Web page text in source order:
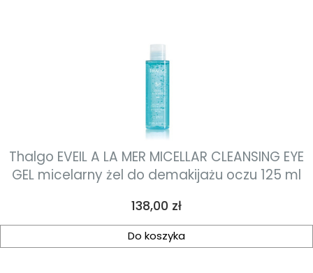
Thalgo EVEIL A LA MER MICELLAR CLEANSING EYE
GEL micelarny żel do demakijażu oczu 125 ml
Cena
138,00 zł
Do koszyka